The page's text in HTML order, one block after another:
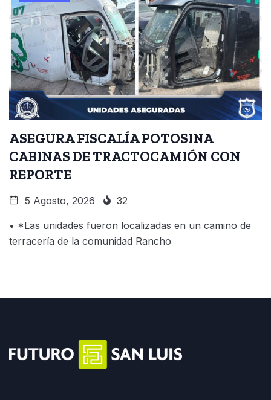
ASEGURA FISCALÍA POTOSINA
CABINAS DE TRACTOCAMIÓN CON
REPORTE
5 Agosto, 2026 32
• *Las unidades fueron localizadas en un camino de
terracería de la comunidad Rancho